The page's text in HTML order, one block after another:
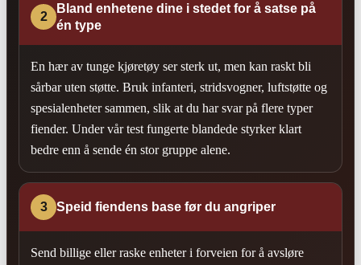
2
Bland enhetene dine i stedet for å satse på
én type
En hær av tunge kjøretøy ser sterk ut, men kan raskt bli
sårbar uten støtte. Bruk infanteri, stridsvogner, luftstøtte og
spesialenheter sammen, slik at du har svar på flere typer
fiender. Under vår test fungerte blandede styrker klart
bedre enn å sende én stor gruppe alene.
3 Speid fiendens base før du angriper
Send billige eller raske enheter i forveien for å avsløre